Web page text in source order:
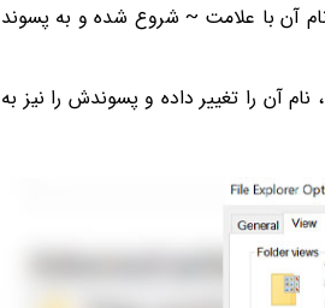
آن با علامت ~ شروع شده و به پسوند
آن را تغییر داده و پسوندش را نیز به